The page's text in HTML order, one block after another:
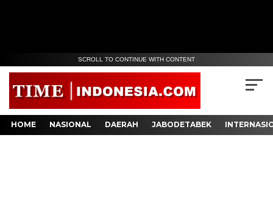
SCROLL TO CONTINUE WITH CONTENT
HOME NASIONAL DAERAH JABODETABEK